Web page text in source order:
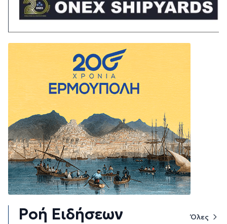
Ροή Ειδήσεων Όλες